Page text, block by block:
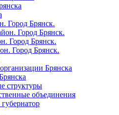
Город Брянск.
Город Брянск.
Город Брянск.
Город Брянск.
Брянска
структуры
объединения